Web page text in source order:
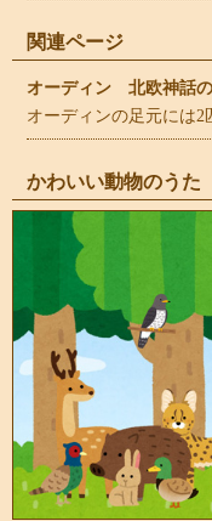
関連ページ
オーディン 北欧神話
オーディンの足元には2
かわいい動物のうた